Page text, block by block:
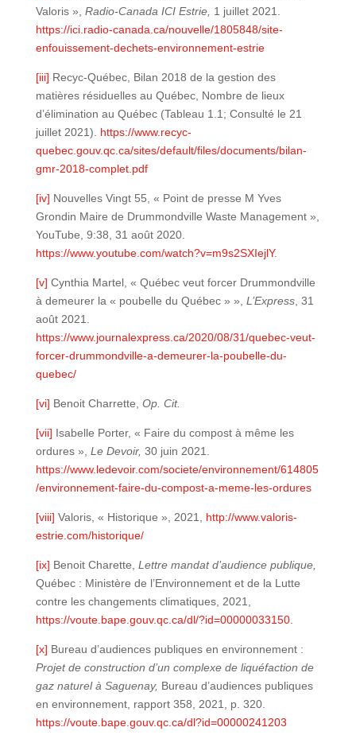
Valoris », Radio-Canada ICI Estrie, 1 juillet 2021.
https://ici.radio-canada.ca/nouvelle/1805848/site-
enfouissement-dechets-environnement-estrie
[iii] Recyc-Québec, Bilan 2018 de la gestion des
matières résiduelles au Québec, Nombre de lieux
d’élimination au Québec (Tableau 1.1; Consulté le 21
juillet 2021). https://www.recyc-
quebec.gouv.qc.ca/sites/default/files/documents/bilan-
gmr-2018-complet.pdf
[iv] Nouvelles Vingt 55, « Point de presse M Yves
Grondin Maire de Drummondville Waste Management »,
YouTube, 9:38, 31 août 2020.
https://www.youtube.com/watch?v=m9s2SXIejlY.
[v] Cynthia Martel, « Québec veut forcer Drummondville
à demeurer la « poubelle du Québec » », L’Express, 31
août 2021.
https://www.journalexpress.ca/2020/08/31/quebec-veut-
forcer-drummondville-a-demeurer-la-poubelle-du-
quebec/
[vi] Benoit Charrette, Op. Cit.
[vii] Isabelle Porter, « Faire du compost à même les
ordures », Le Devoir, 30 juin 2021.
https://www.ledevoir.com/societe/environnement/614805
/environnement-faire-du-compost-a-meme-les-ordures
[viii] Valoris, « Historique », 2021, http://www.valoris-
estrie.com/historique/
[ix] Benoit Charette, Lettre mandat d’audience publique,
Québec : Ministère de l’Environnement et de la Lutte
contre les changements climatiques, 2021,
https://voute.bape.gouv.qc.ca/dl/?id=00000033150.
[x] Bureau d’audiences publiques en environnement :
Projet de construction d’un complexe de liquéfaction de
gaz naturel à Saguenay, Bureau d’audiences publiques
en environnement, rapport 358, 2021, p. 320.
https://voute.bape.gouv.qc.ca/dl?id=00000241203